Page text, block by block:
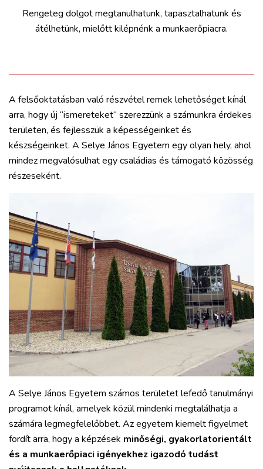
Rengeteg dolgot megtanulhatunk, tapasztalhatunk és
átélhetünk, mielőtt kilépnénk a munkaerőpiacra.
A felsőoktatásban való részvétel remek lehetőséget kínál
arra, hogy új “ismereteket“ szerezzünk a számunkra érdekes
területen, és fejlesszük a képességeinket és
készségeinket. A Selye János Egyetem egy olyan hely, ahol
mindez megvalósulhat egy családias és támogató közösség
részeseként.
A Selye János Egyetem számos területet lefedő tanulmányi
programot kínál, amelyek közül mindenki megtalálhatja a
számára legmegfelelőbbet. Az egyetem kiemelt figyelmet
fordít arra, hogy a képzések minőségi, gyakorlatorientált
és a munkaerőpiaci igényekhez igazodó tudást